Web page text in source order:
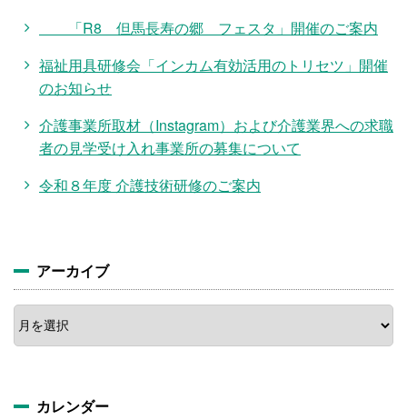
「R8 但馬長寿の郷 フェスタ」開催のご案内
福祉用具研修会「インカム有効活用のトリセツ」開催
のお知らせ
介護事業所取材（Instagram）および介護業界への求職
者の見学受け入れ事業所の募集について
令和８年度 介護技術研修のご案内
アーカイブ
ア
ー
カ
カレンダー